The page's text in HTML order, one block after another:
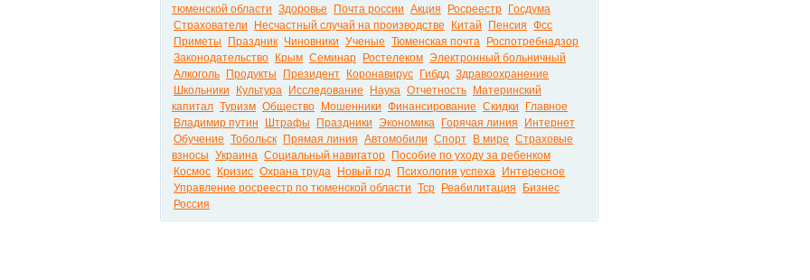
тюменской области Здоровье Почта россии Акция Росреестр
Госдума
Страхователи
Несчастный случай на производстве Китай Пенсия Фсс
Приметы
Праздник Чиновники Ученые Тюменская почта
Роспотребнадзор
Законодательство
Крым Семинар Ростелеком Электронный больничный
Алкоголь
Продукты Президент Коронавирус Гибдд Здравоохранение
Школьники
Культура Исследование Наука Отчетность
Материнский
капитал Туризм Общество Мошенники Финансирование Скидки
Главное
Владимир путин
Штрафы Праздники Экономика Горячая линия
Интернет
Обучение Тобольск Прямая линия Автомобили Спорт В мире Страховые
взносы Украина Социальный навигатор
Пособие по уходу за ребенком
Космос
Кризис Охрана труда Новый год Психология успеха
Интересное
Управление росреестр по тюменской области Тср Реабилитация
Бизнес
Россия